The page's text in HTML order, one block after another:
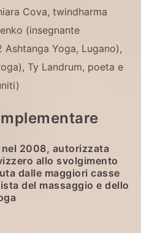
Cova, twindharma
(insegnante
Ashtanga Yoga, Lugano),
Ty Landrum, poeta e
2008, autorizzata
allo svolgimento
dalle maggiori casse
del massaggio e dello